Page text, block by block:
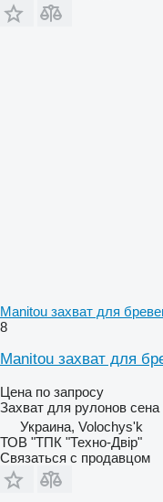
Manitou захват для
8
Manitou захват для
Цена по запросу
Захват для рулонов сена
Украина, Volochys'k
ТОВ "ТПК "Техно-Двір"
Связаться с продавцом